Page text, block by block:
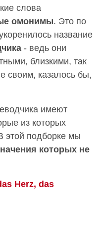
слова
омонимы. Это по
название
- ведь они
близкими, так
своим, казалось бы,
имеют
из которых
этой подборке мы
которых не
Herz, das